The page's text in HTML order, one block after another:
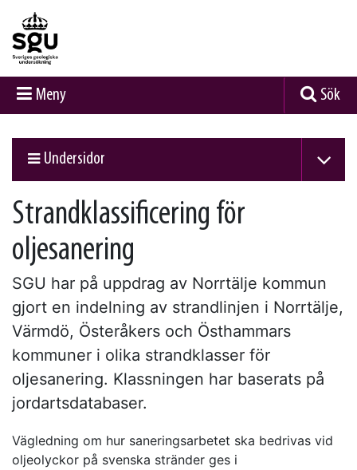
Meny Sök
Undersidor
Strandklassificering för
oljesanering
SGU har på uppdrag av Norrtälje kommun
gjort en indelning av strandlinjen i Norrtälje,
Värmdö, Österåkers och Östhammars
kommuner i olika strandklasser för
oljesanering. Klassningen har baserats på
jordartsdatabaser.
Vägledning om hur saneringsarbetet ska bedrivas vid
oljeolyckor på svenska stränder ges i